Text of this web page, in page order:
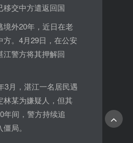
移交中方遣返回国
境外20年，近日在老
。4月29日，在公安
江警方将其押解回
3月，湛江一名居民遇
林某为嫌疑人，但其
年间，警方持续追
局。